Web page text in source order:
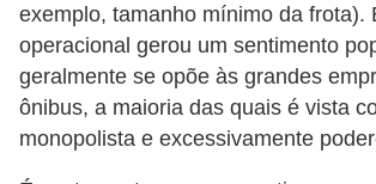
exemplo, tamanho mínimo da frota).
operacional gerou um sentimento
geralmente se opõe às grandes
ônibus, a maioria das quais é vista
monopolista e excessivamente